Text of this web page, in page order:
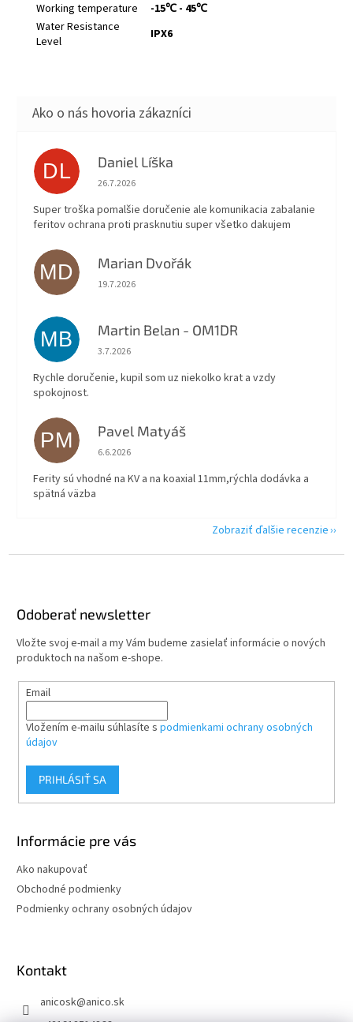
Working temperature
-15℃ - 45℃
Water Resistance
Level
IPX6
DL Daniel Líška
Hodnotenie obchodu je 5 z 5 hviezdičiek.
26.7.2026
Super troška pomalšie doručenie ale komunikacia zabalanie
feritov ochrana proti prasknutiu super všetko dakujem
MD Marian Dvořák
Hodnotenie obchodu je 5 z 5 hviezdičiek.
19.7.2026
MB Martin Belan - OM1DR
Hodnotenie obchodu je 5 z 5 hviezdičiek.
3.7.2026
Rychle doručenie, kupil som uz niekolko krat a vzdy
spokojnost.
PM Pavel Matyáš
Hodnotenie obchodu je 5 z 5 hviezdičiek.
6.6.2026
Ferity sú vhodné na KV a na koaxial 11mm,rýchla dodávka a
spätná väzba
Zobraziť ďalšie recenzie
Odoberať newsletter
Vložte svoj e-mail a my Vám budeme zasielať informácie o nových
produktoch na našom e-shope.
Email
Vložením e-mailu súhlasíte s podmienkami ochrany osobných
údajov
PRIHLÁSIŤ SA
Informácie pre vás
Ako nakupovať
Obchodné podmienky
Podmienky ochrany osobných údajov
Kontakt
anicosk@anico.sk